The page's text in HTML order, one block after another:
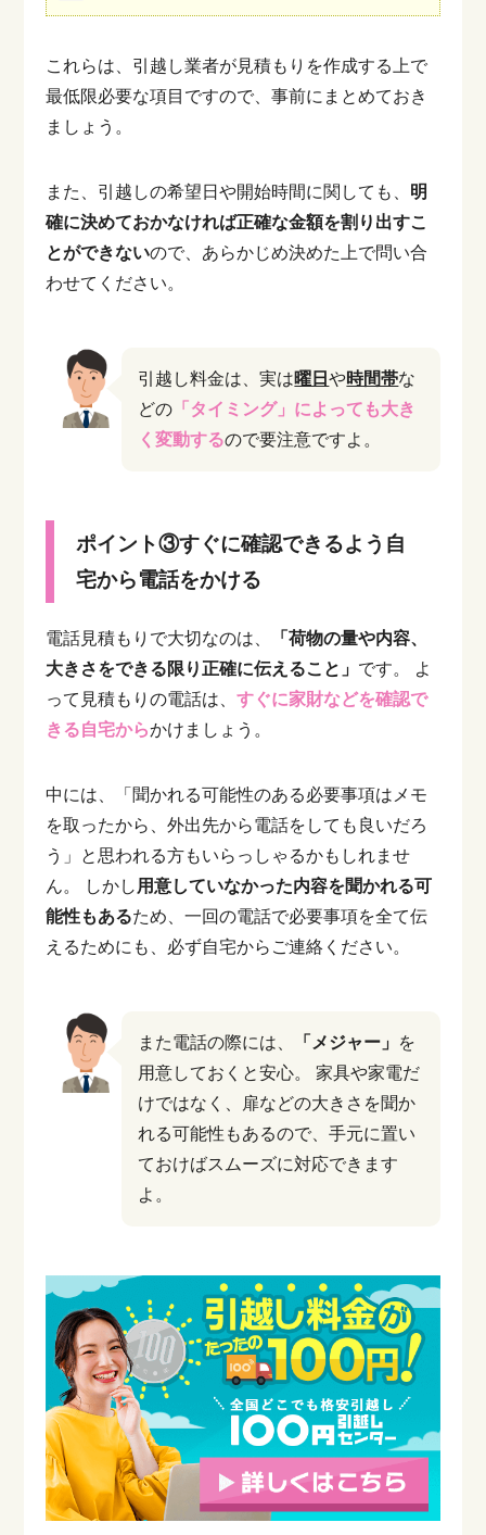
これらは、引越し業者が見積もりを作成する上で
最低限必要な項目ですので、事前にまとめておき
ましょう。
また、引越しの希望日や開始時間に関しても、 明
確に決めておかなければ正確な金額を割り出すこ
とができないので、あらかじめ決めた上で問い合
わせてください。
引越し料金は、実は曜日や時間帯な
どの 「タイミング」によっても大き
く変動するので要注意ですよ。
ポイント③すぐに確認できるよう自
宅から電話をかける
電話見積もりで大切なのは、
「荷物の量や内容、
大きさをできる限り正確に伝えること」 です。
よ
って見積もりの電話は、すぐに家財などを確認で
きる自宅からかけましょう。
中には、「聞かれる可能性のある必要事項はメモ
を取ったから、外出先から電話をしても良いだろ
う」と思われる方もいらっしゃるかもしれませ
ん。
しかし 用意していなかった内容を聞かれる可
能性もあるため、一回の電話で必要事項を全て伝
えるためにも、必ず自宅からご連絡ください。
また電話の際には、 「メジャー」 を
用意しておくと安心。
家具や家電だ
けではなく、扉などの大きさを聞か
れる可能性もあるので、手元に置い
ておけばスムーズに対応できます
よ。